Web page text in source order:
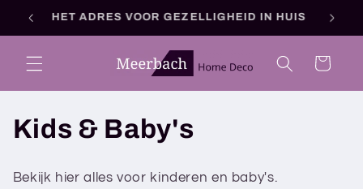
naar de
content
30 DAGEN BEDENKTIJD
Winkelwagen
C
Kids & Baby's
Bekijk hier alles voor kinderen en baby's.